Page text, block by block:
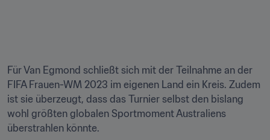
Für Van Egmond schließt sich mit der Teilnahme an der
FIFA Frauen-WM 2023 im eigenen Land ein Kreis. Zudem
ist sie überzeugt, dass das Turnier selbst den bislang
wohl größten globalen Sportmoment Australiens
überstrahlen könnte.